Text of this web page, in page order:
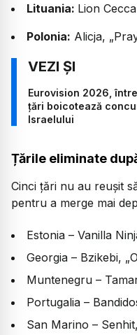
Lituania: Lion
Polonia: Alicja,
Eurovision 2026,
țări boicotează
Israelului
Țările eliminate
Cinci țări nu au reușit
pentru a merge mai
Estonia – Vanilla
Georgia – Bzikebi,
Muntenegru –
Portugalia –
San Marino –